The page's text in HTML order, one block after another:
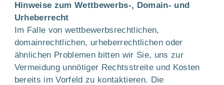
Hinweise zum Wettbewerbs-, Domain- und
Urheberrecht
Im Falle von wettbewerbsrechtlichen,
domainrechtlichen, urheberrechtlichen oder
ähnlichen Problemen bitten wir Sie, uns zur
Vermeidung unnötiger Rechtsstreite und Kosten
bereits im Vorfeld zu kontaktieren. Die